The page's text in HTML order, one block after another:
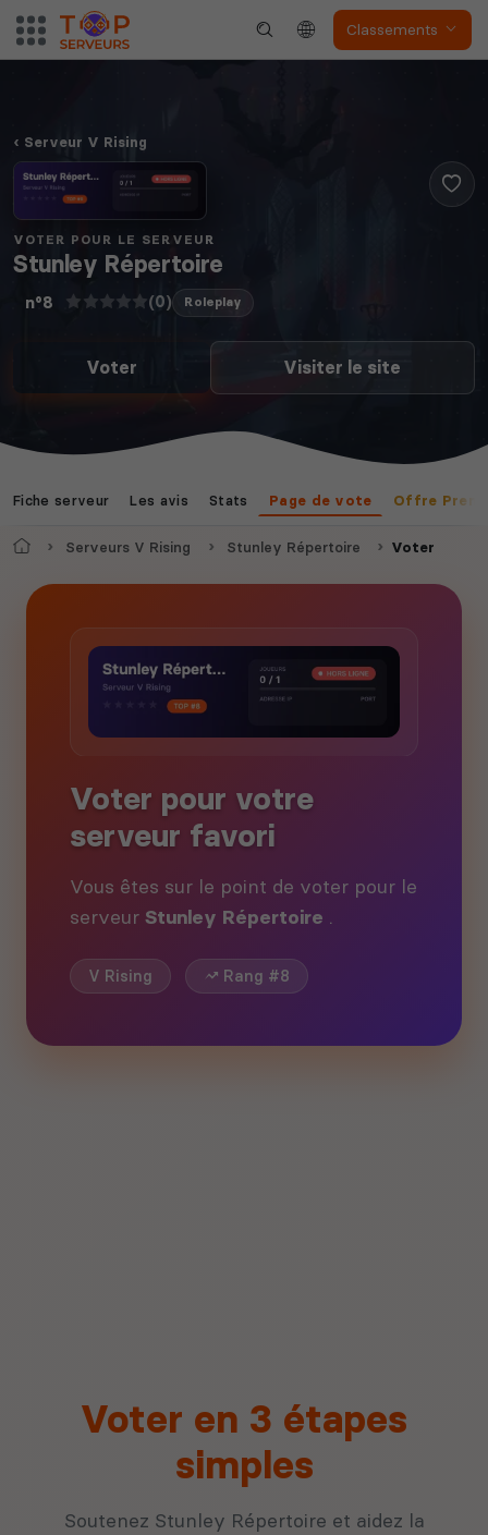
Classements
Serveur V Rising
VOTER POUR LE SERVEUR
Stunley Répertoire
n°8 (0) Roleplay
Voter Visiter le site
Fiche serveur Les avis Stats Page de vote Offre
AccueilServeurs V Rising Stunley Répertoire Voter
Voter pour votre
serveur favori
Vous êtes sur le point de voter pour le
serveur Stunley Répertoire .
V Rising Rang #8
Voter en 3 étapes
simples
Soutenez Stunley Répertoire et aidez la